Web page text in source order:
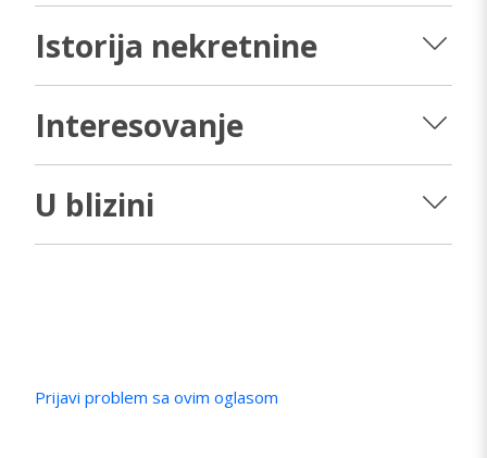
Istorija nekretnine
Interesovanje
U blizini
Prijavi problem sa ovim oglasom